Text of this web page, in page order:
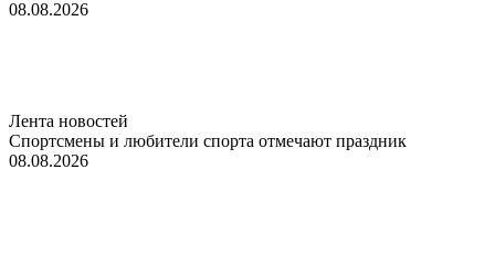
08.08.2026
Лента новостей
Спортсмены и любители спорта отмечают праздник
08.08.2026